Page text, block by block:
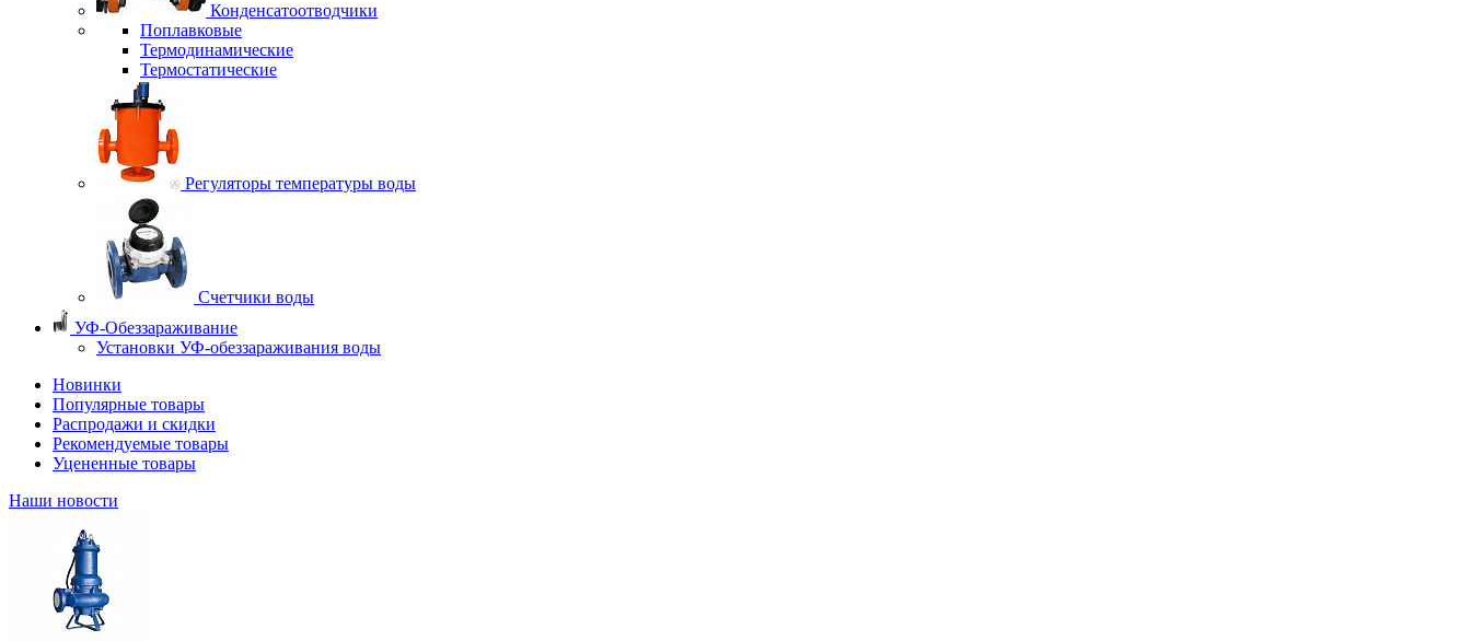
Конденсатоотводчики
Поплавковые
Термодинамические
Термостатические
Регуляторы температуры воды
Счетчики воды
УФ-Обеззараживание
Установки УФ-обеззараживания воды
Новинки
Популярные товары
Распродажи и скидки
Рекомендуемые товары
Уцененные товары
Наши новости